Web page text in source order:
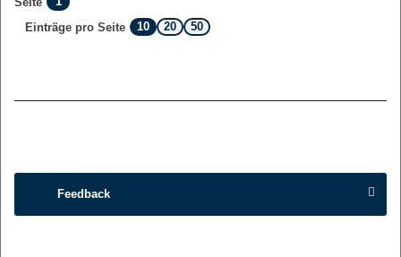
Einträge pro Seite
10 20 50
Feedback